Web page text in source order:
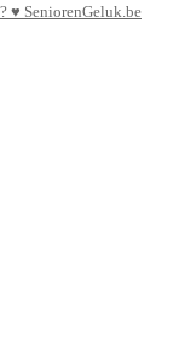
♥ SeniorenGeluk.be